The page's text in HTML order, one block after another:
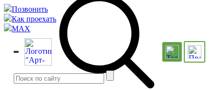
Позвонить
Как проехать
MAX